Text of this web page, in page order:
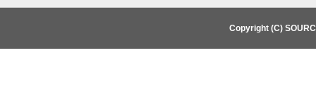
Copyright (C)